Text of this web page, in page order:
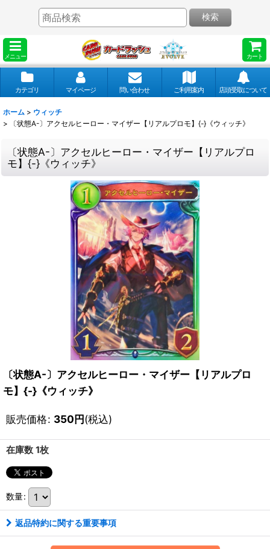
メニュー カート
検索
カテゴリ マイページ 問い合わせ ご利用案内 店頭受取について
ホーム > ウィッチ
>
〔状態A-〕アクセルヒーロー・マイザー【リアルプロモ】{-}《ウィッチ》
〔状態A-〕アクセルヒーロー・マイザー【リアルプロ
モ】{-}《ウィッチ》
〔状態A-〕アクセルヒーロー・マイザー【リアルプロ
モ】{-}《ウィッチ》
販売価格: 350円(税込)
在庫数 1枚
数量:
返品特約に関する重要事項